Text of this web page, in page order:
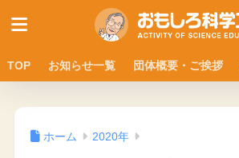
TOP お知らせ一覧 団体概要・ご挨拶
ホーム 2020年